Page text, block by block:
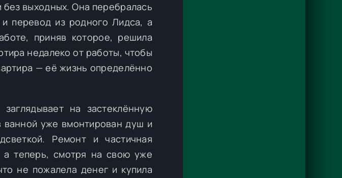
без выходных. Она перебралась
перевод из родного Лидса, а
приняв которое, решила
недалеко от работы, чтобы
— её жизнь определённо
на застеклённую
уже вмонтирован душ и
Ремонт и частичная
а теперь, смотря на свою уже
не пожалела денег и купила